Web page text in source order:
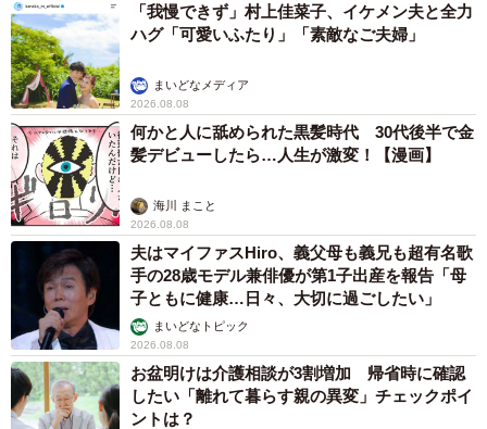
「我慢できず」村上佳菜子、イケメン夫と全力
ハグ「可愛いふたり」「素敵なご夫婦」
まいどなメディア
2026.08.08
何かと人に舐められた黒髪時代 30代後半で金
髪デビューしたら…人生が激変！【漫画】
海川 まこと
2026.08.08
夫はマイファスHiro、義父母も義兄も超有名歌
手の28歳モデル兼俳優が第1子出産を報告「母
子ともに健康…日々、大切に過ごしたい」
まいどなトピック
2026.08.08
お盆明けは介護相談が3割増加 帰省時に確認
したい「離れて暮らす親の異変」チェックポイ
ントは？